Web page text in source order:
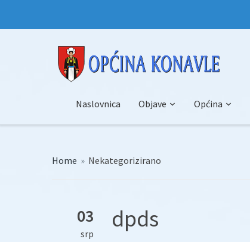
Naslovnica Objave Općina
Home » Nekategorizirano
03
srp
dpds